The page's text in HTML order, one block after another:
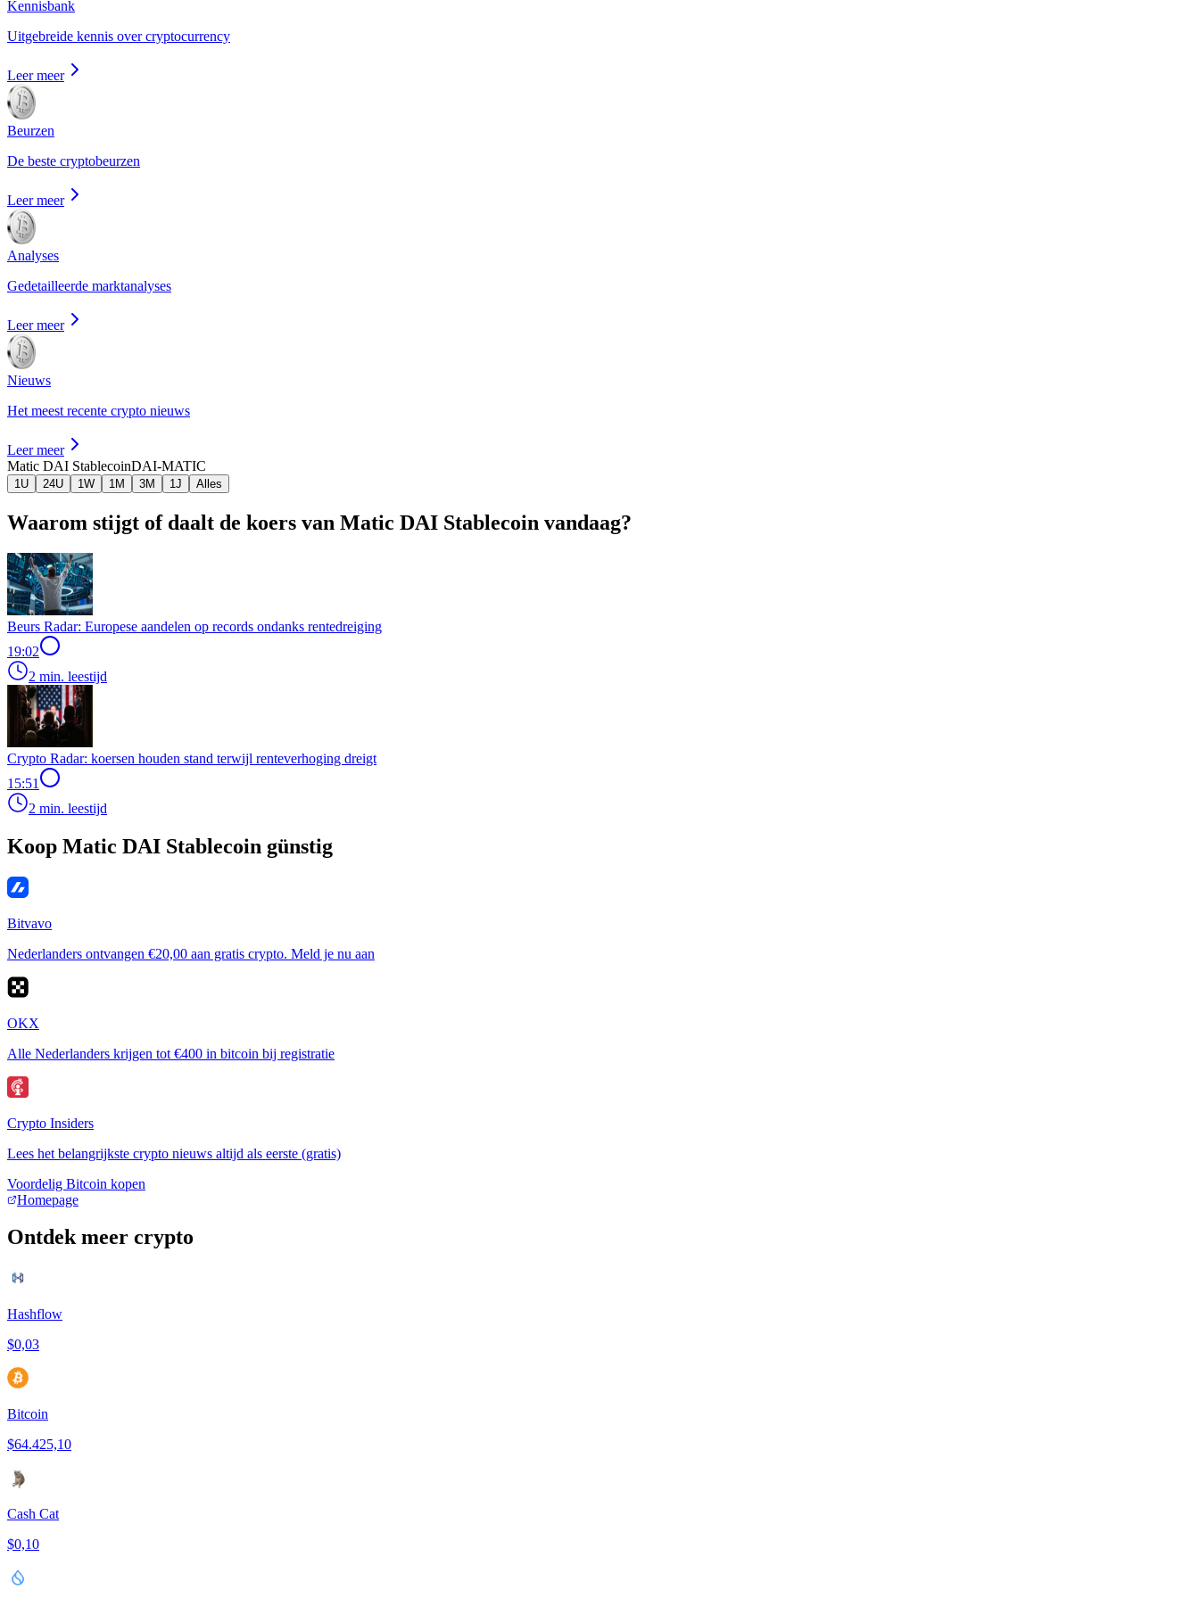
Kennisbank
Uitgebreide kennis over cryptocurrency
Leer meer
Beurzen
De beste cryptobeurzen
Leer meer
Analyses
Gedetailleerde marktanalyses
Leer meer
Nieuws
Het meest recente crypto nieuws
Leer meer
Matic DAI StablecoinDAI-MATIC
1U 24U 1W 1M 3M 1J Alles
Waarom stijgt of daalt de koers van Matic DAI Stablecoin vandaag?
Beurs Radar: Europese aandelen op records ondanks rentedreiging
19:02
2 min. leestijd
Crypto Radar: koersen houden stand terwijl renteverhoging dreigt
15:51
2 min. leestijd
Koop Matic DAI Stablecoin günstig
Bitvavo
Nederlanders ontvangen €20,00 aan gratis crypto. Meld je nu aan
OKX
Alle Nederlanders krijgen tot €400 in bitcoin bij registratie
Crypto Insiders
Lees het belangrijkste crypto nieuws altijd als eerste (gratis)
Voordelig Bitcoin kopen
Homepage
Ontdek meer crypto
Hashflow
$0,03
Bitcoin
$64.425,10
Cash Cat
$0,10